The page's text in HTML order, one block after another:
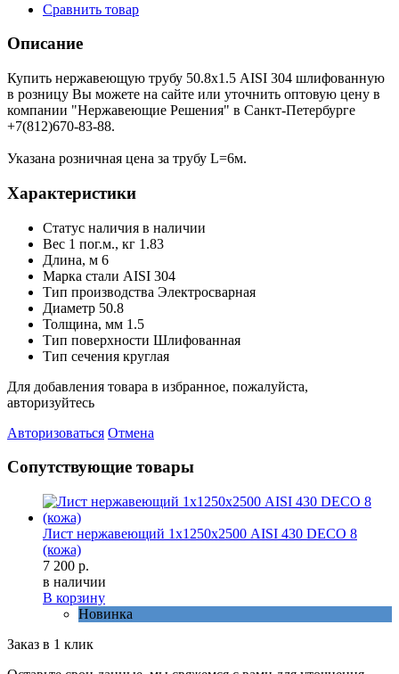
Сравнить товар
Описание
Купить нержавеющую трубу 50.8х1.5 AISI 304 шлифованную
в розницу Вы можете на сайте или уточнить оптовую цену в
компании "Нержавеющие Решения" в Санкт-Петербурге
+7(812)670-83-88.
Указана розничная цена за трубу L=6м.
Характеристики
Статус наличия в наличии
Вес 1 пог.м., кг 1.83
Длина, м 6
Марка стали AISI 304
Тип производства Электросварная
Диаметр 50.8
Толщина, мм 1.5
Тип поверхности Шлифованная
Тип сечения круглая
Для добавления товара в избранное, пожалуйста,
авторизуйтесь
Авторизоваться Отмена
Сопутствующие товары
Лист нержавеющий 1х1250х2500 AISI 430 DECO 8
(кожа)
7 200 р.
в наличии
В корзину
Новинка
Заказ в 1 клик